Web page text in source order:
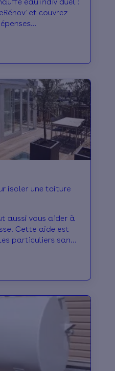
et couvrez
isoler une toiture
aussi vous aider à
Cette aide est
particuliers sans
comme aux